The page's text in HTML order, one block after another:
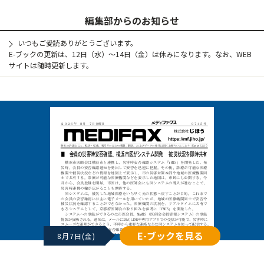
編集部からのお知らせ
いつもご愛読ありがとうございます。
E-ブックの更新は、12日（水）～14日（金）は休みになります。なお、WEB
サイトは随時更新します。
8月7日(金) E-ブックを見る